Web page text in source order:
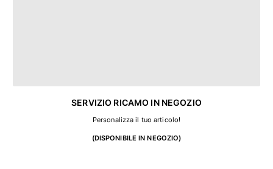
Pareo
Vedi tutti i Telli mare & Pareo
SERVIZIO RICAMO IN NEGOZIO
Personalizza il tuo articolo!
(DISPONIBILE IN NEGOZIO)